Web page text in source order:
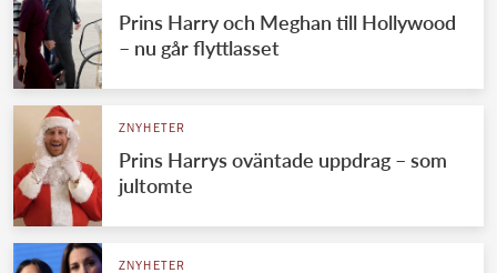
Svenska kungahuset
Brittiska kungahuset
Danska kungahuset
Spanska kungahuset
REDAKTION
Prins Harry och Meghan till Hollywood
– nu går flyttlasset
ZNYHETER
Prins Harrys oväntade uppdrag – som
jultomte
ZNYHETER